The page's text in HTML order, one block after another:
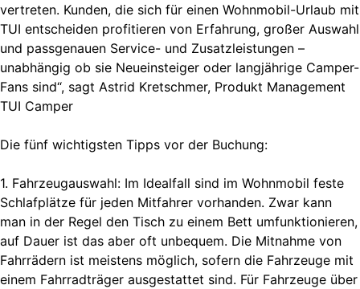
vertreten. Kunden, die sich für einen Wohnmobil-Urlaub mit
TUI entscheiden profitieren von Erfahrung, großer Auswahl
und passgenauen Service- und Zusatzleistungen –
unabhängig ob sie Neueinsteiger oder langjährige Camper-
Fans sind“, sagt Astrid Kretschmer, Produkt Management
TUI Camper
Die fünf wichtigsten Tipps vor der Buchung:
1. Fahrzeugauswahl: Im Idealfall sind im Wohnmobil feste
Schlafplätze für jeden Mitfahrer vorhanden. Zwar kann
man in der Regel den Tisch zu einem Bett umfunktionieren,
auf Dauer ist das aber oft unbequem. Die Mitnahme von
Fahrrädern ist meistens möglich, sofern die Fahrzeuge mit
einem Fahrradträger ausgestattet sind. Für Fahrzeuge über